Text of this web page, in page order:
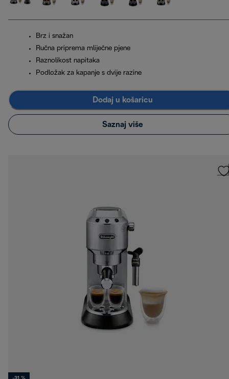
Brz i snažan
Ručna priprema mliječne pjene
Raznolikost napitaka
Podložak za kapanje s dvije razine
Dodaj u košaricu
Saznaj više